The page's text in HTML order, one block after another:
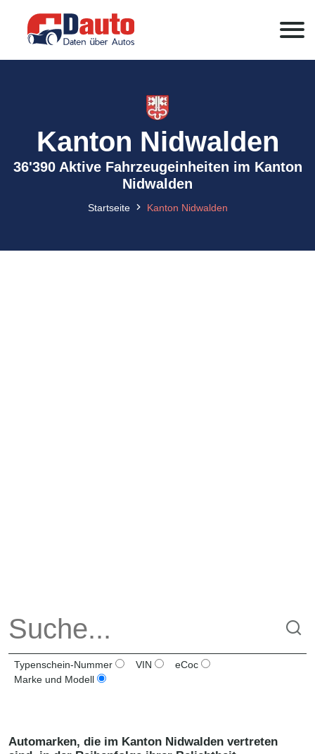
Kanton Nidwalden
36'390 Aktive Fahrzeugeinheiten im Kanton
Nidwalden
Startseite Kanton Nidwalden
Typenschein-Nummer VIN
eCoc
Marke und Modell
Automarken, die im Kanton Nidwalden vertreten